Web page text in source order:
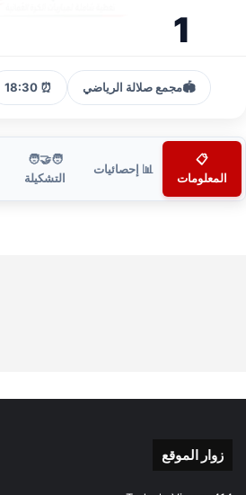
1
🏟️مجمع صلالة الرياضي ⏰ 18:30
📋
المعلومات
📊 إحصائيات
🧑‍🤝‍🧑
التشكيلة
زوار الموقع